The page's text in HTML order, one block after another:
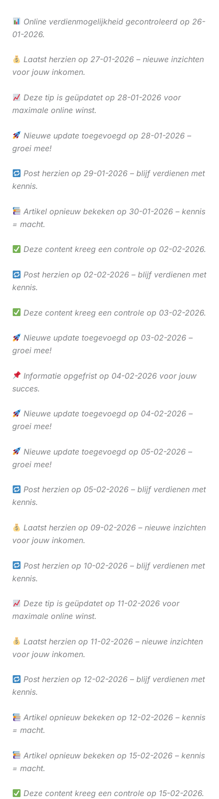
Online verdienmogelijkheid gecontroleerd op 26-
01-2026.
Laatst herzien op 27-01-2026 – nieuwe inzichten
voor jouw inkomen.
Deze tip is geüpdatet op 28-01-2026 voor
maximale online winst.
Nieuwe update toegevoegd op 28-01-2026 –
groei mee!
Post herzien op 29-01-2026 – blijf verdienen met
kennis.
Artikel opnieuw bekeken op 30-01-2026 – kennis
= macht.
Deze content kreeg een controle op 02-02-2026.
Post herzien op 02-02-2026 – blijf verdienen met
kennis.
Deze content kreeg een controle op 03-02-2026.
Nieuwe update toegevoegd op 03-02-2026 –
groei mee!
Informatie opgefrist op 04-02-2026 voor jouw
succes.
Nieuwe update toegevoegd op 04-02-2026 –
groei mee!
Nieuwe update toegevoegd op 05-02-2026 –
groei mee!
Post herzien op 05-02-2026 – blijf verdienen met
kennis.
Laatst herzien op 09-02-2026 – nieuwe inzichten
voor jouw inkomen.
Post herzien op 10-02-2026 – blijf verdienen met
kennis.
Deze tip is geüpdatet op 11-02-2026 voor
maximale online winst.
Laatst herzien op 11-02-2026 – nieuwe inzichten
voor jouw inkomen.
Post herzien op 12-02-2026 – blijf verdienen met
kennis.
Artikel opnieuw bekeken op 12-02-2026 – kennis
= macht.
Artikel opnieuw bekeken op 15-02-2026 – kennis
= macht.
Deze content kreeg een controle op 15-02-2026.